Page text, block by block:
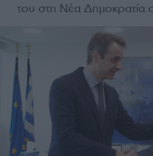
του στη Νέα Δημοκρατία